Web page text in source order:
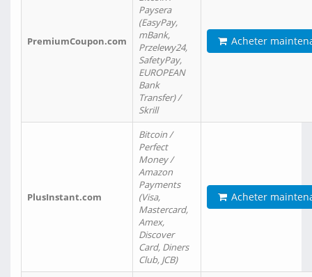
PremiumCoupon.com
Paysera
(EasyPay,
mBank,
Przelewy24,
SafetyPay,
EUROPEAN
Bank
Transfer) /
Skrill
Acheter
PlusInstant.com
Bitcoin /
Perfect
Money /
Amazon
Payments
(Visa,
Mastercard,
Amex,
Discover
Card, Diners
Club, JCB)
Acheter